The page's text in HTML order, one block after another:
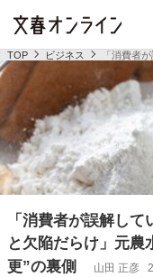
TOP ビジネス 「消費者
「消費者が誤解し
と欠陥だらけ」元農
更”の裏側
山田 正彦